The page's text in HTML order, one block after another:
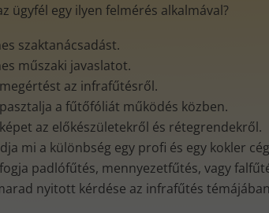
ügyfél egy ilyen felmérés alkalmával?
szaktanácsadást.
műszaki javaslatot.
az infrafűtésről.
a fűtőfóliát működés közben.
az előkészületekről és rétegrendekről.
mi a különbség egy profi és egy kokler
padlófűtés, mennyezetfűtés, vagy
nyitott kérdése az infrafűtés